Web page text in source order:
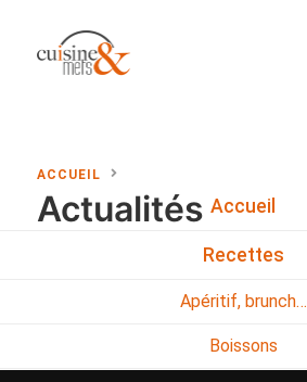
Accueil
Recettes
Apéritif, brunch…
Boissons
ACCUEIL
Actualités